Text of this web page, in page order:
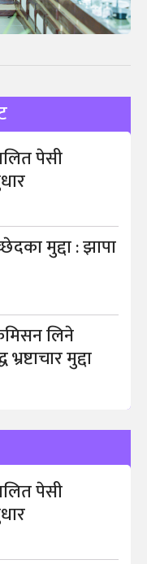
पेसी
मुद्दा : झापा
लिने
मुद्दा
पेसी